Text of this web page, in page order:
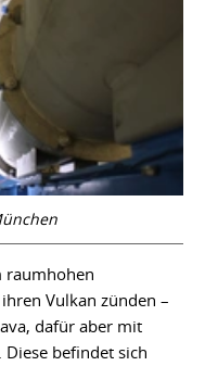
raumhohen
Vulkan zünden –
dafür aber mit
befindet sich